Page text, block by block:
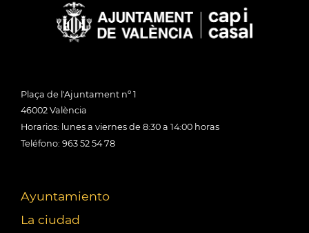
Plaça de l'Ajuntament nº 1
46002 València
Horarios: lunes a viernes de 8:30 a 14:00 horas
Teléfono: 963 52 54 78
Ayuntamiento
La ciudad